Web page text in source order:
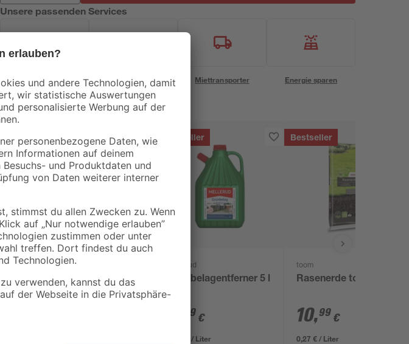
Unsere passenden Services
Handwerksservice Mietgeräteservice Miettransporter Energie sparen
Mengenrabatt
Bestseller
B1
Rindenmulch 0-40
mm 40 l
Bestseller
Mellerud
Grünbelagentferner 5 l
99 €
0,80 € / Liter
Bestseller
toom
Rasenerde torffrei 40 l
10,99 €
0,27 € / Liter